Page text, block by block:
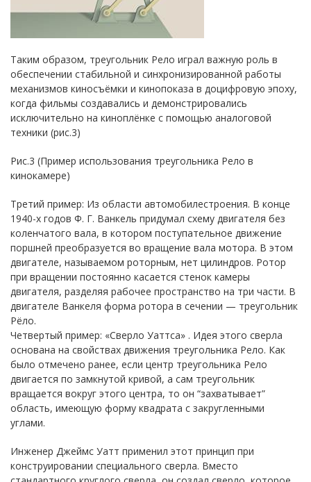
Таким образом, треугольник Рело играл важную роль в
обеспечении стабильной и синхронизированной работы
механизмов киносъёмки и кинопоказа в доцифровую эпоху,
когда фильмы создавались и демонстрировались
исключительно на киноплёнке с помощью аналоговой
техники (рис.3)
Рис.3 (Пример использования треугольника Рело в
кинокамере)
Третий пример: Из области автомобилестроения. В конце
1940-х годов Ф. Г. Ванкель придумал схему двигателя без
коленчатого вала, в котором поступательное движение
поршней преобразуется во вращение вала мотора. В этом
двигателе, называемом роторным, нет цилиндров. Ротор
при вращении постоянно касается стенок камеры
двигателя, разделяя рабочее пространство на три части. В
двигателе Ванкеля форма ротора в сечении — треугольник
Рёло.
Четвертый пример: «Сверло Уаттса» . Идея этого сверла
основана на свойствах движения треугольника Рело. Как
было отмечено ранее, если центр треугольника Рело
двигается по замкнутой кривой, а сам треугольник
вращается вокруг этого центра, то он “захватывает”
область, имеющую форму квадрата с закругленными
углами.
Инженер Джеймс Уатт применил этот принцип при
конструировании специального сверла. Вместо